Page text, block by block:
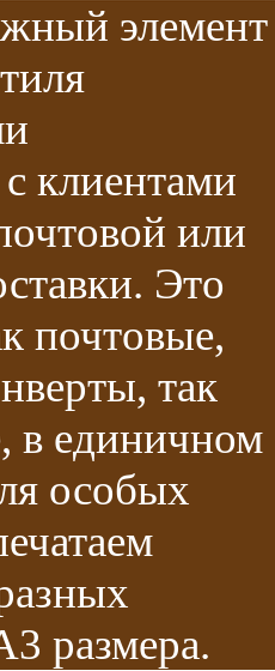
элемент
клиентами
или
Это
почтовые,
так
в единичном
особых
размера.